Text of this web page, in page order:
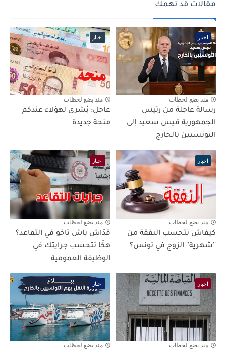
مقالات قد تهمك
اخبار
منذ بضع لحظات
رسالة عاجلة من رئيس
الجمهورية قيس سعيد إلى
التونسيين بالخارج
اخبار
منذ بضع لحظات
عاجل: بُشرى لهؤلاء عندكم
منحة جديدة
اخبار
منذ بضع لحظات
كيفاش تتحسب النفقة من
''شهرية'' الزوج في تونس؟
اخبار
منذ بضع لحظات
قدّاش باش تاخو في التقاعد؟
هكّا تتحسب جرايتك في
الوظيفة العمومية
اخبار
منذ بضع لحظات
اخبار
منذ بضع لحظات